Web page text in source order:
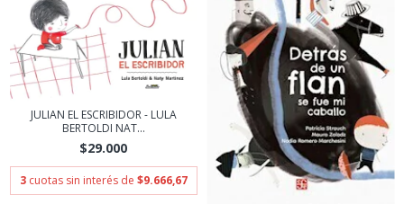
JULIAN EL ESCRIBIDOR - LULA
BERTOLDI NAT...
$29.000
3 cuotas sin interés de $9.666,67